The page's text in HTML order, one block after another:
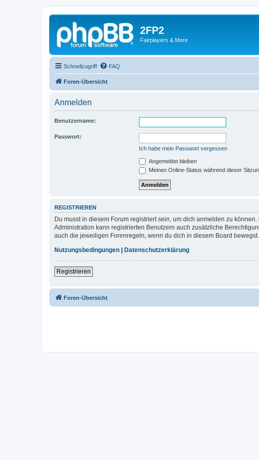
2FP2
Fairplayers & More
Schnellzugriff FAQ
Foren-Übersicht
Anmelden
Benutzername:
Passwort:
Ich habe mein Passwort vergessen
Angemeldet bleiben
Meinen Online-Status während dieser
REGISTRIEREN
Du musst in diesem Forum registriert sein, um dich anmelden zu
Administration kann registrierten Benutzern auch zusätzliche
auch die jeweiligen Forenregeln, wenn du dich in diesem Board bewegst.
Nutzungsbedingungen
Datenschutzerklärung
Registrieren
Foren-Übersicht